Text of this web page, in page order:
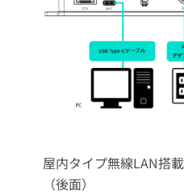
屋内タイプ無線LAN搭
（後面）